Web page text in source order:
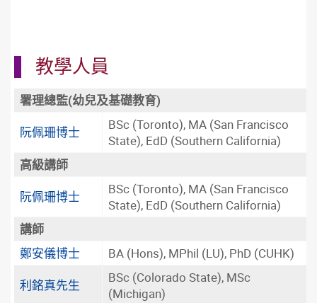
教學人員
署理總監(幼兒及基礎教育)
阮佩珊博士
BSc (Toronto), MA (San Francisco
State), EdD (Southern California)
高級講師
阮佩珊博士
BSc (Toronto), MA (San Francisco
State), EdD (Southern California)
講師
鄭安儀博士
BA (Hons), MPhil (LU), PhD (CUHK)
利銘真先生
BSc (Colorado State), MSc
(Michigan)